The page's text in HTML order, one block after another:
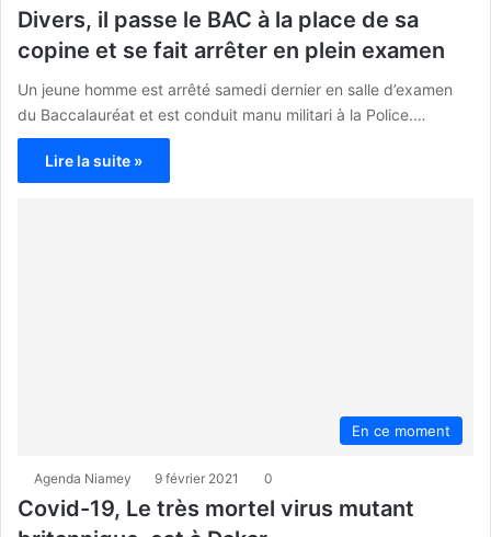
Divers, il passe le BAC à la place de sa
copine et se fait arrêter en plein examen
Un jeune homme est arrêté samedi dernier en salle d’examen
du Baccalauréat et est conduit manu militari à la Police.…
Lire la suite »
En ce moment
Agenda Niamey 9 février 2021 0
Covid-19, Le très mortel virus mutant